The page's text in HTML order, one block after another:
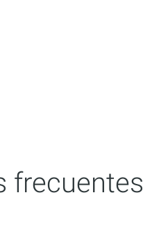
frecuentes